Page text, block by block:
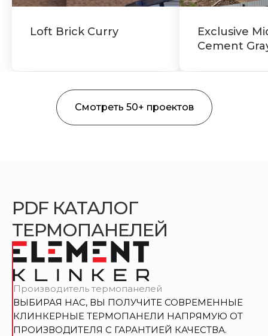
Loft Brick Curry
Exclusive
Cement
Смотреть 50+ проектов
PDF КАТАЛОГ
ТЕРМОПАНЕЛЕЙ
Производитель термопанелей
ВЫБИРАЯ НАС, ВЫ ПОЛУЧИТЕ СОВРЕМЕННЫЕ
КЛИНКЕРНЫЕ ТЕРМОПАНЕЛИ НАПРЯМУЮ ОТ
ПРОИЗВОДИТЕЛЯ С ГАРАНТИЕЙ КАЧЕСТВА.